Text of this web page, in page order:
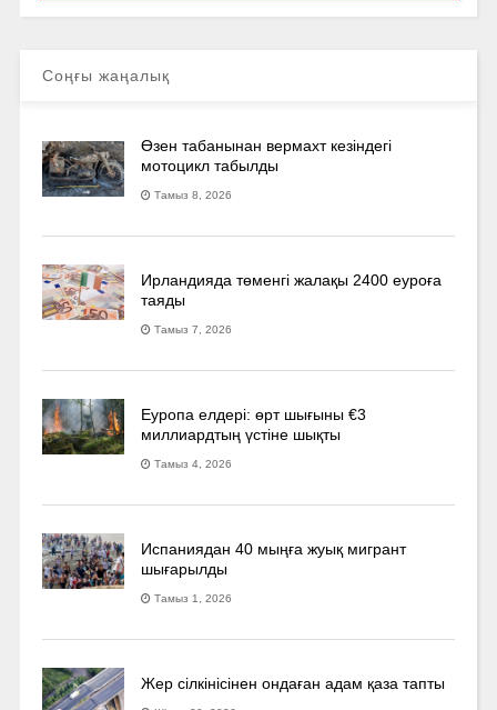
Соңғы жаңалық
Өзен табанынан вермахт кезіндегі
мотоцикл табылды
Тамыз 8, 2026
Ирландияда төменгі жалақы 2400 еуроға
таяды
Тамыз 7, 2026
Еуропа елдері: өрт шығыны €3
миллиардтың үстіне шықты
Тамыз 4, 2026
Испаниядан 40 мыңға жуық мигрант
шығарылды
Тамыз 1, 2026
Жер сілкінісінен ондаған адам қаза тапты